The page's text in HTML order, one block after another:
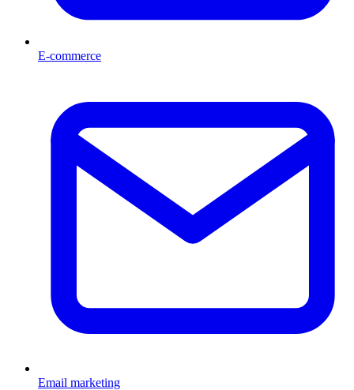
E-commerce
Email marketing